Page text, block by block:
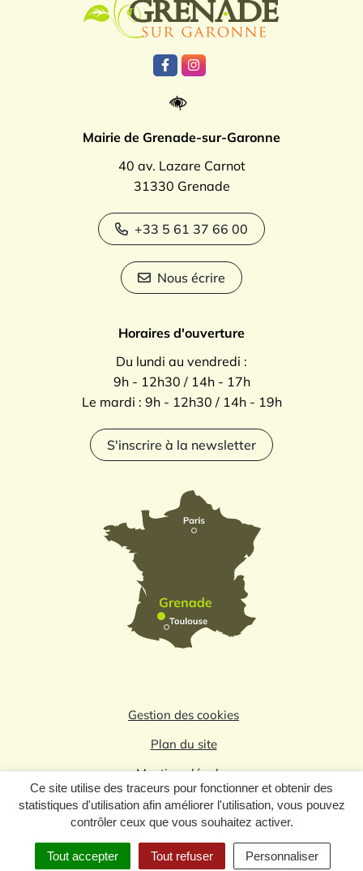
Ce site utilise des traceurs pour fonctionner et obtenir des
statistiques d'utilisation afin améliorer l'utilisation, vous pouvez
contrôler ceux que vous souhaitez activer.
Tout accepter Tout refuser Personnaliser
Logo du label
Lien vers le compte Facebook
Lien vers le compte
Mairie de Grenade-sur-Garonne
40 av. Lazare Carnot
31330 Grenade
+33 5 61 37 66 00
Nous écrire
Horaires d'ouverture
Du lundi au vendredi :
9h - 12h30 / 14h - 17h
Le mardi : 9h - 12h30 / 14h - 19h
S'inscrire à la newsletter
Gestion des cookies
Plan du site
Mentions légales
Politique de confidentialité